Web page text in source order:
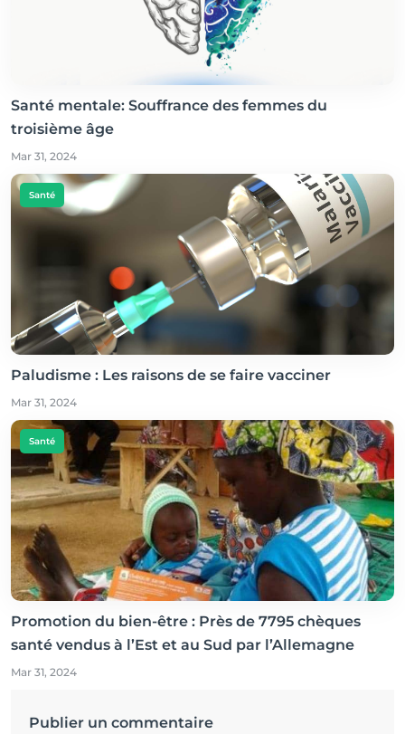
Santé mentale: Souffrance des femmes du
troisième âge
Mar 31, 2024
Santé
Paludisme : Les raisons de se faire vacciner
Mar 31, 2024
Santé
Promotion du bien-être : Près de 7795 chèques
santé vendus à l’Est et au Sud par l’Allemagne
Mar 31, 2024
Publier un commentaire